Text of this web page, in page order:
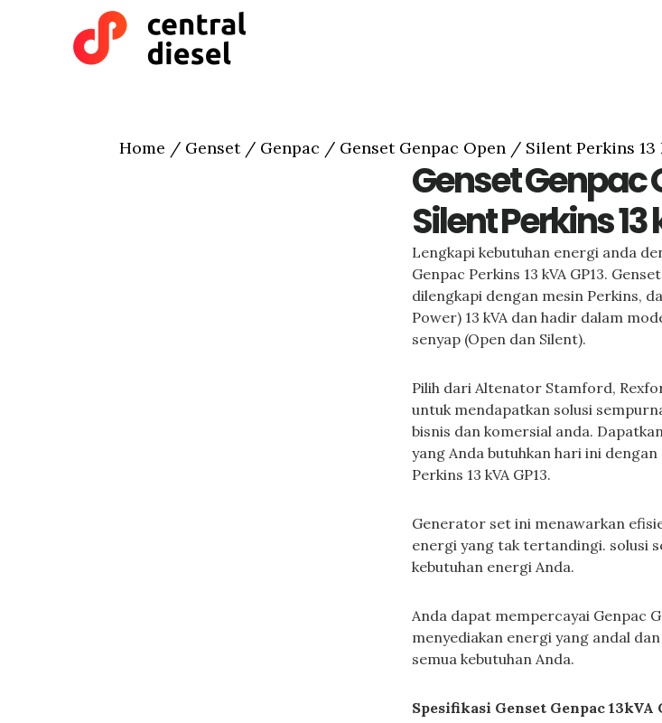
Home / Genset/ Genpac / Genset Genpac Open / Silent Perkins 13
Genset Genpac
Silent Perkins 13
Lengkapi kebutuhan energi anda
Genpac Perkins 13 kVA GP13.
dilengkapi dengan mesin Perkins,
Power) 13 kVA dan hadir dalam
senyap (Open dan Silent).
Pilih dari Altenator Stamford,
untuk mendapatkan solusi
bisnis dan komersial anda.
yang Anda butuhkan hari ini dengan
Perkins 13 kVA GP13.
Generator set ini menawarkan
energi yang tak tertandingi. solusi
kebutuhan energi Anda.
Anda dapat mempercayai Genpac
menyediakan energi yang andal
semua kebutuhan Anda.
Spesifikasi Genset Genpac 13kVA